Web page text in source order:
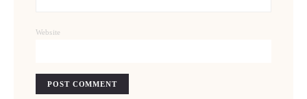
Website